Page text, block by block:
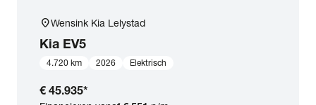
location_onWensink Kia Lelystad
Kia EV5
4.720 km 2026 Elektrisch
€ 45.935*